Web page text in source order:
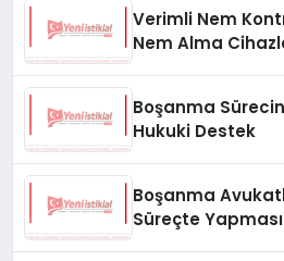
Verimli Nem
Nem Alma
Boşanma
Hukuki Destek
Boşanma
Süreçte